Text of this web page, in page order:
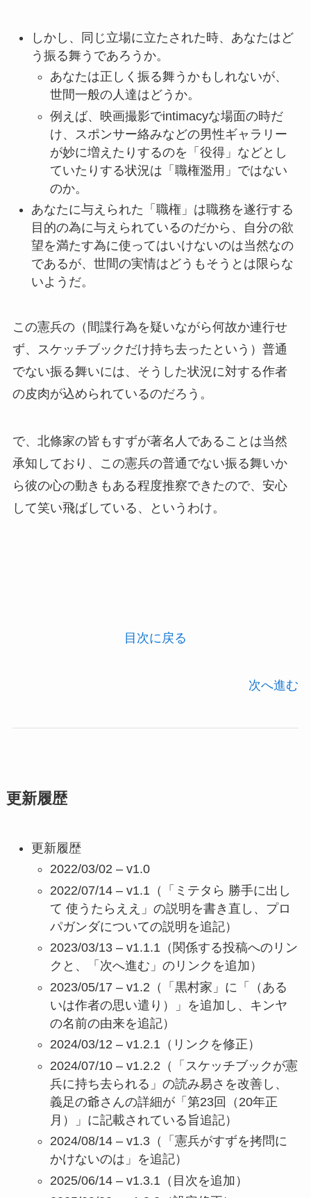
しかし、同じ立場に立たされた時、あなたはど
う振る舞うであろうか。
あなたは正しく振る舞うかもしれないが、
世間一般の人達はどうか。
例えば、映画撮影でintimacyな場面の時だ
け、スポンサー絡みなどの男性ギャラリー
が妙に増えたりするのを「役得」などとし
ていたりする状況は「職権濫用」ではない
のか。
あなたに与えられた「職権」は職務を遂行する
目的の為に与えられているのだから、自分の欲
望を満たす為に使ってはいけないのは当然なの
であるが、世間の実情はどうもそうとは限らな
いようだ。
この憲兵の（間諜行為を疑いながら何故か連行せ
ず、スケッチブックだけ持ち去ったという）普通
でない振る舞いには、そうした状況に対する作者
の皮肉が込められているのだろう。
で、北條家の皆もすずが著名人であることは当然
承知しており、この憲兵の普通でない振る舞いか
ら彼の心の動きもある程度推察できたので、安心
して笑い飛ばしている、というわけ。
目次に戻る
次へ進む
更新履歴
更新履歴
2022/03/02 – v1.0
2022/07/14 – v1.1（「ミテタら 勝手に出し
て 使うたらええ」の説明を書き直し、プロ
パガンダについての説明を追記）
2023/03/13 – v1.1.1（関係する投稿へのリン
クと、「次へ進む」のリンクを追加）
2023/05/17 – v1.2（「黒村家」に「（ある
いは作者の思い遣り）」を追加し、キンヤ
の名前の由来を追記）
2024/03/12 – v1.2.1（リンクを修正）
2024/07/10 – v1.2.2（「スケッチブックが憲
兵に持ち去られる」の読み易さを改善し、
義足の爺さんの詳細が「第23回（20年正
月）」に記載されている旨追記）
2024/08/14 – v1.3（「憲兵がすずを拷問に
かけないのは」を追記）
2025/06/14 – v1.3.1（目次を追加）